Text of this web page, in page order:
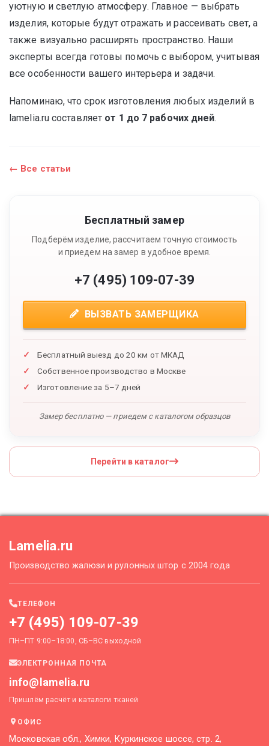
уютную и светлую атмосферу. Главное — выбрать
изделия, которые будут отражать и рассеивать свет, а
также визуально расширять пространство. Наши
эксперты всегда готовы помочь с выбором, учитывая
все особенности вашего интерьера и задачи.
Напоминаю, что срок изготовления любых изделий в
lamelia.ru составляет от 1 до 7 рабочих дней.
← Все статьи
Бесплатный замер
Подберём изделие, рассчитаем точную стоимость
и приедем на замер в удобное время.
+7 (495) 109-07-39
ВЫЗВАТЬ ЗАМЕРЩИКА
Бесплатный выезд до 20 км от МКАД
Собственное производство в Москве
Изготовление за 5–7 дней
Замер бесплатно — приедем с каталогом образцов
Перейти в каталог
Lamelia.ru
Производство жалюзи и рулонных штор с 2004 года
ТЕЛЕФОН
+7 (495) 109-07-39
ПН–ПТ 9:00–18:00, СБ–ВС выходной
ЭЛЕКТРОННАЯ ПОЧТА
info@lamelia.ru
Пришлём расчёт и каталоги тканей
ОФИС
Московская обл., Химки, Куркинское шоссе, стр. 2,